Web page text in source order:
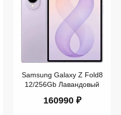
Samsung Galaxy Z Fold8
12/256Gb Лавандовый
160990 ₽